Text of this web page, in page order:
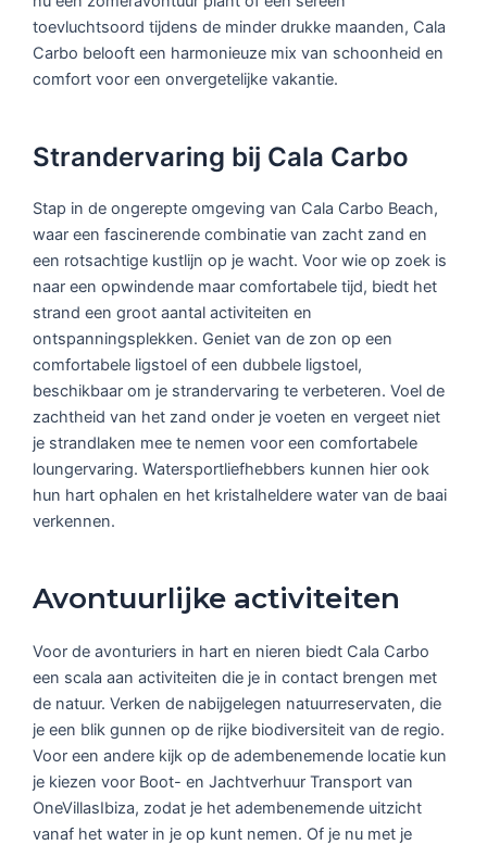
toevluchtsoord tijdens de minder drukke maanden, Cala
Carbo belooft een harmonieuze mix van schoonheid en
comfort voor een onvergetelijke vakantie.
Strandervaring bij Cala Carbo
Stap in de ongerepte omgeving van Cala Carbo Beach,
waar een fascinerende combinatie van zacht zand en
een rotsachtige kustlijn op je wacht. Voor wie op zoek is
naar een opwindende maar comfortabele tijd, biedt het
strand een groot aantal activiteiten en
ontspanningsplekken. Geniet van de zon op een
comfortabele ligstoel of een dubbele ligstoel,
beschikbaar om je strandervaring te verbeteren. Voel de
zachtheid van het zand onder je voeten en vergeet niet
je strandlaken mee te nemen voor een comfortabele
loungervaring. Watersportliefhebbers kunnen hier ook
hun hart ophalen en het kristalheldere water van de baai
verkennen.
Avontuurlijke activiteiten
Voor de avonturiers in hart en nieren biedt Cala Carbo
een scala aan activiteiten die je in contact brengen met
de natuur. Verken de nabijgelegen natuurreservaten, die
je een blik gunnen op de rijke biodiversiteit van de regio.
Voor een andere kijk op de adembenemende locatie kun
je kiezen voor Boot- en Jachtverhuur Transport van
OneVillasIbiza, zodat je het adembenemende uitzicht
vanaf het water in je op kunt nemen. Of je nu met je